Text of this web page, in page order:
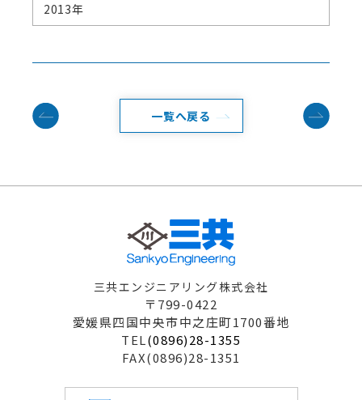
2013年
一覧へ戻る
三共エンジニアリング株式会社
〒799-0422
愛媛県四国中央市中之庄町1700番地
TEL(0896)28-1355
FAX(0896)28-1351